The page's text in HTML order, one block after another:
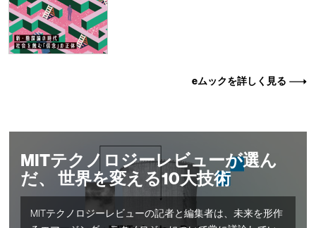
eムックを詳しく見る
MITテクノロジーレビューが選ん
だ、 世界を変える10大技術
MITテクノロジーレビューの記者と編集者は、未来を形作